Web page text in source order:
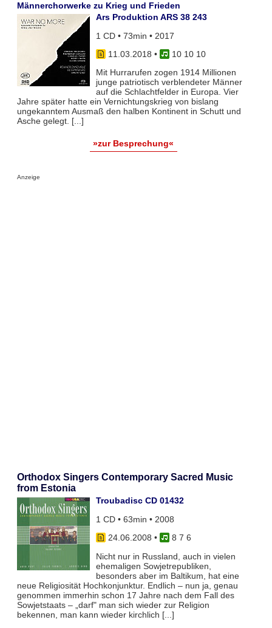
Männerchorwerke zu Krieg und Frieden
Ars Produktion ARS 38 243
1 CD • 73min • 2017
11.03.2018 •
10 10 10
Mit Hurrarufen zogen 1914 Millionen
junge patriotisch verblendeter Männer
auf die Schlachtfelder in Europa. Vier
Jahre später hatte ein Vernichtungskrieg von bislang
ungekanntem Ausmaß den halben Kontinent in Schutt und
Asche gelegt. [...]
»zur Besprechung«
Anzeige
Orthodox Singers Contemporary Sacred Music
from Estonia
Troubadisc CD 01432
1 CD • 63min • 2008
24.06.2008 •
8 7 6
Nicht nur in Russland, auch in vielen
ehemaligen Sowjetrepubliken,
besonders aber im Baltikum, hat eine
neue Religiosität Hochkonjunktur. Endlich – nun ja, genau
genommen immerhin schon 17 Jahre nach dem Fall des
Sowjetstaats – „darf" man sich wieder zur Religion
bekennen, man kann wieder kirchlich [...]